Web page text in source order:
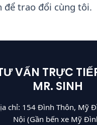
để trao đổi cùng tôi.
VẤN TRỰC
MR. SINH
chỉ: 154 Đình Thôn, Mỹ
Nội (Gần bến xe Mỹ